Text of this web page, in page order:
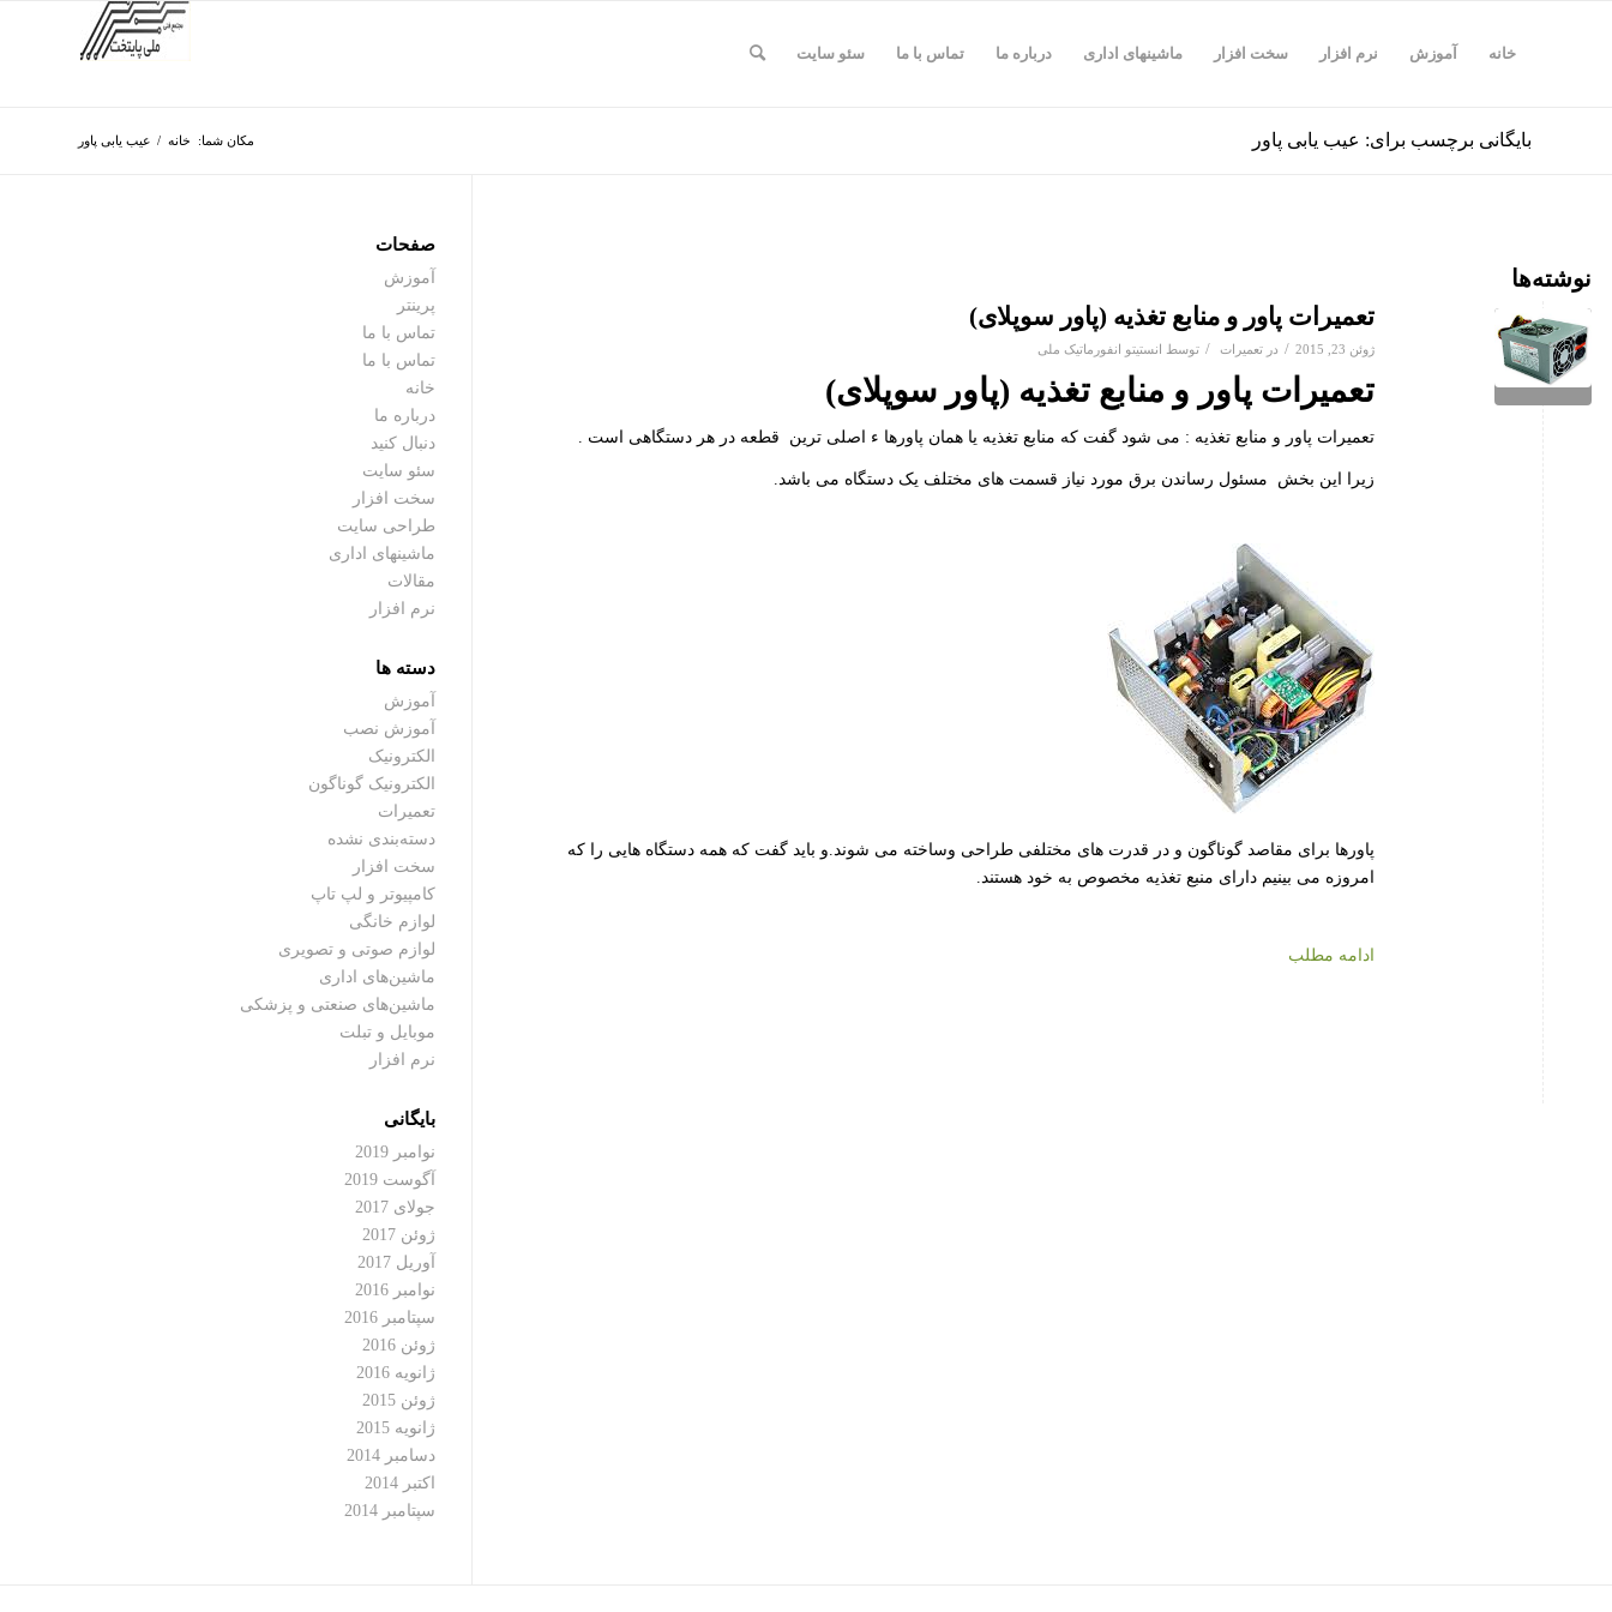
خانه آموزش نرم افزار سخت افزار ماشینهای اداری درباره ما تماس با ما سئو سایت
بایگانی برچسب برای: عیب یابی پاور مکان شما: خانه / عیب یابی پاور
نوشته‌ها
تعمیرات پاور و منابع تغذیه (پاور سوپلای)
ژوئن 23, 2015 / در تعمیرات / توسط انستیتو انفورماتیک ملی
تعمیرات پاور و منابع تغذیه (پاور سوپلای)
تعمیرات پاور و منابع تغذیه : می شود گفت که منابع تغذیه یا همان پاورها ء اصلی ترین قطعه در هر دستگاهی است .
زیرا این بخش مسئول رساندن برق مورد نیاز قسمت های مختلف یک دستگاه می باشد.
پاورها برای مقاصد گوناگون و در قدرت های مختلفی طراحی وساخته می شوند.و باید گفت که همه دستگاه هایی را که
امروزه می بینیم دارای منبع تغذیه مخصوص به خود هستند.
ادامه مطلب
صفحات
آموزش
پرینتر
تماس با ما
تماس با ما
خانه
درباره ما
دنبال کنید
سئو سایت
سخت افزار
طراحی سایت
ماشینهای اداری
مقالات
نرم افزار
دسته ها
آموزش
آموزش نصب
الکترونیک
الکترونیک گوناگون
تعمیرات
دسته‌بندی نشده
سخت افزار
کامپیوتر و لپ تاپ
لوازم خانگی
لوازم صوتی و تصویری
ماشین‌های اداری
ماشین‌های صنعتی و پزشکی
موبایل و تبلت
نرم افزار
بایگانی
نوامبر 2019
آگوست 2019
جولای 2017
ژوئن 2017
آوریل 2017
نوامبر 2016
سپتامبر 2016
ژوئن 2016
ژانویه 2016
ژوئن 2015
ژانویه 2015
دسامبر 2014
اکتبر 2014
سپتامبر 2014